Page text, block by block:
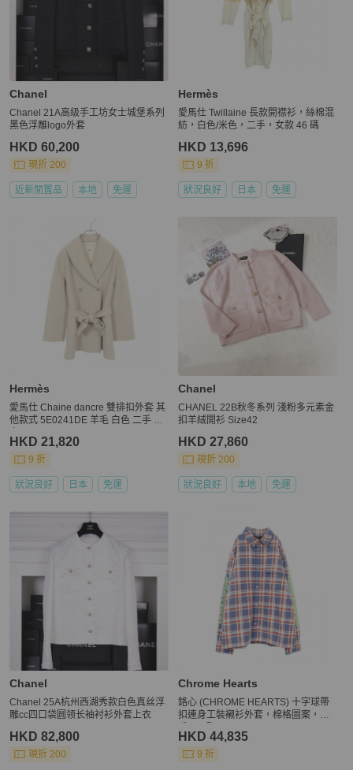
Chanel
Chanel 21A高级手工坊女士城堡系列
黑色浮雕logo外套
HKD 60,200
現折 200
近新閒置品 本地 免運
Hermès
愛馬仕 Twillaine 長款開襟衫，絲棉混
紡，白色/米色，二手，女款 46 碼
HKD 13,696
9 折
狀況良好 日本 免運
Hermès
愛馬仕 Chaine dancre 雙排扣外套 其
他款式 5E0241DE 羊毛 白色 二手 女
HKD 21,820
9 折
狀況良好 日本 免運
Chanel
CHANEL 22B秋冬系列 淺粉多元素金
扣羊絨開衫 Size42
HKD 27,860
現折 200
狀況良好 本地 免運
Chanel
Chanel 25A杭州西湖秀款白色真丝浮
雕cc四口袋圆领长袖衬衫外套上衣
HKD 82,800
現折 200
Chrome Hearts
鉻心 (CHROME HEARTS) 十字球帶
扣連身工裝襯衫外套，棉格圖案，二
HKD 44,835
9 折